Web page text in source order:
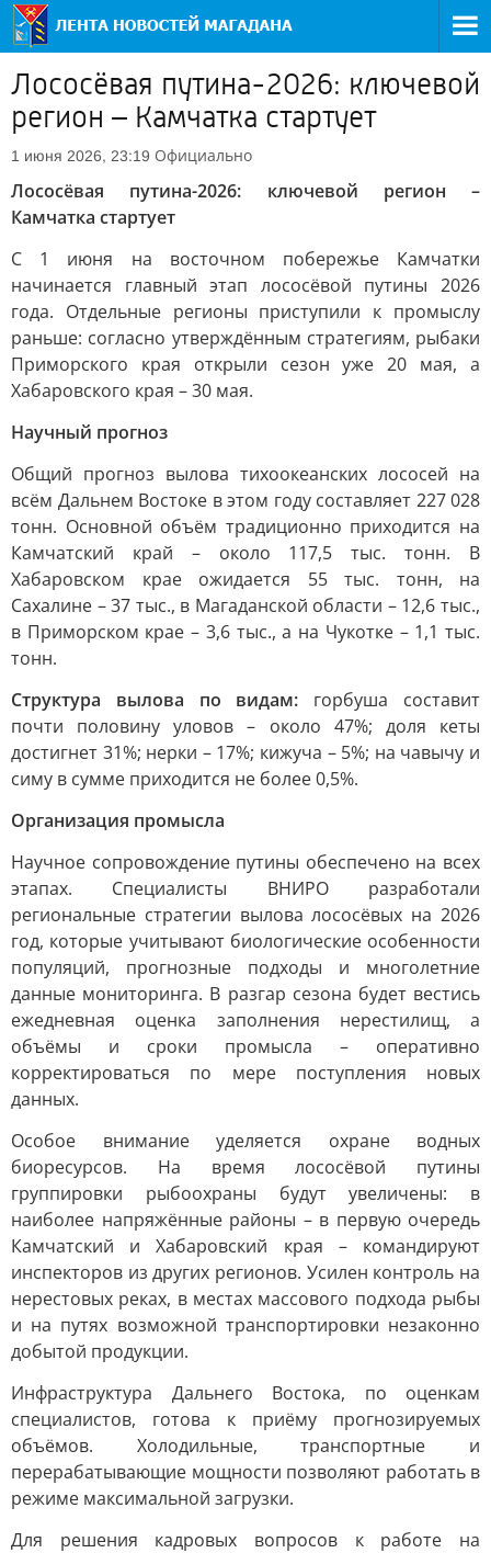
Лососёвая путина-2026: ключевой
регион – Камчатка стартует
1 июня 2026, 23:19 Официально
Лососёвая путина-2026: ключевой регион –
Камчатка стартует
С 1 июня на восточном побережье Камчатки
начинается главный этап лососёвой путины 2026
года. Отдельные регионы приступили к промыслу
раньше: согласно утверждённым стратегиям, рыбаки
Приморского края открыли сезон уже 20 мая, а
Хабаровского края – 30 мая.
Научный прогноз
Общий прогноз вылова тихоокеанских лососей на
всём Дальнем Востоке в этом году составляет 227 028
тонн. Основной объём традиционно приходится на
Камчатский край – около 117,5 тыс. тонн. В
Хабаровском крае ожидается 55 тыс. тонн, на
Сахалине – 37 тыс., в Магаданской области – 12,6 тыс.,
в Приморском крае – 3,6 тыс., а на Чукотке – 1,1 тыс.
тонн.
Структура вылова по видам: горбуша составит
почти половину уловов – около 47%; доля кеты
достигнет 31%; нерки – 17%; кижуча – 5%; на чавычу и
симу в сумме приходится не более 0,5%.
Организация промысла
Научное сопровождение путины обеспечено на всех
этапах. Специалисты ВНИРО разработали
региональные стратегии вылова лососёвых на 2026
год, которые учитывают биологические особенности
популяций, прогнозные подходы и многолетние
данные мониторинга. В разгар сезона будет вестись
ежедневная оценка заполнения нерестилищ, а
объёмы и сроки промысла – оперативно
корректироваться по мере поступления новых
данных.
Особое внимание уделяется охране водных
биоресурсов. На время лососёвой путины
группировки рыбоохраны будут увеличены: в
наиболее напряжённые районы – в первую очередь
Камчатский и Хабаровский края – командируют
инспекторов из других регионов. Усилен контроль на
нерестовых реках, в местах массового подхода рыбы
и на путях возможной транспортировки незаконно
добытой продукции.
Инфраструктура Дальнего Востока, по оценкам
специалистов, готова к приёму прогнозируемых
объёмов. Холодильные, транспортные и
перерабатывающие мощности позволяют работать в
режиме максимальной загрузки.
Для решения кадровых вопросов к работе на